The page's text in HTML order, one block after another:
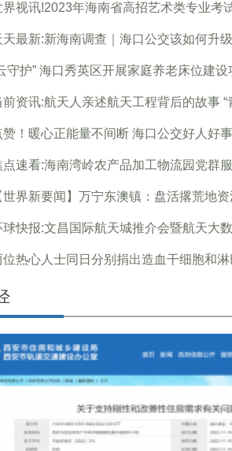
界视讯!2023年海南省高招艺术类专业考
天最新:新海南调查｜海口公交该如何升
守护” 海口秀英区开展家庭养老床位建设
前资讯:航天人亲述航天工程背后的故事 “
赞！暖心正能量不间断 海口公交好人好
点速看:海南湾岭农产品加工物流园党群
世界新要闻】万宁东澳镇：盘活撂荒地资
球快报:文昌国际航天城推介会暨航天大
位热心人士同日分别捐出造血干细胞和